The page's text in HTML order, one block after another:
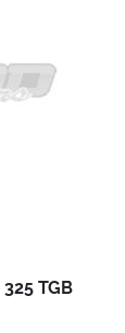
TGB